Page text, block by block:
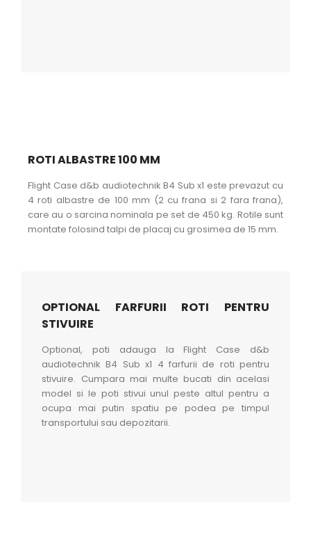
ROTI ALBASTRE 100 MM
Flight Case d&b audiotechnik B4 Sub x1 este prevazut cu
4 roti albastre de 100 mm (2 cu frana si 2 fara frana),
care au o sarcina nominala pe set de 450 kg. Rotile sunt
montate folosind talpi de placaj cu grosimea de 15 mm.
OPTIONAL FARFURII ROTI PENTRU
STIVUIRE
Optional, poti adauga la Flight Case d&b
audiotechnik B4 Sub x1 4 farfurii de roti pentru
stivuire. Cumpara mai multe bucati din acelasi
model si le poti stivui unul peste altul pentru a
ocupa mai putin spatiu pe podea pe timpul
transportului sau depozitarii.